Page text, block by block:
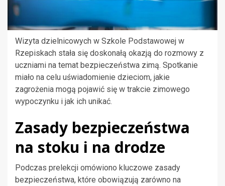
Wizyta dzielnicowych w Szkole Podstawowej w
Rzepiskach stała się doskonałą okazją do rozmowy z
uczniami na temat bezpieczeństwa zimą. Spotkanie
miało na celu uświadomienie dzieciom, jakie
zagrożenia mogą pojawić się w trakcie zimowego
wypoczynku i jak ich unikać.
Zasady bezpieczeństwa
na stoku i na drodze
Podczas prelekcji omówiono kluczowe zasady
bezpieczeństwa, które obowiązują zarówno na